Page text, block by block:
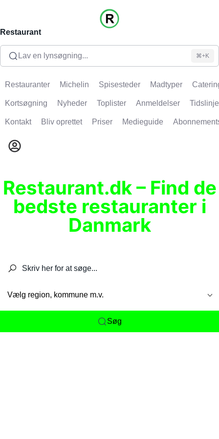
Restaurant
Lav en lynsøgning... ⌘+K
Restauranter Michelin Spisesteder Madtyper
Kortsøgning Nyheder Toplister Anmeldelser Tidslinje
Kontakt Bliv oprettet Priser Medieguide
Restaurant.dk – Find de
bedste restauranter i
Danmark
Vælg region, kommune m.v.
Søg